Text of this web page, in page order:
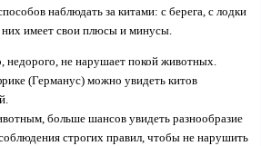
наблюдать за китами: с берега, с лодки
имеет свои плюсы и минусы.
не нарушает покой животных.
(Германус) можно увидеть китов
больше шансов увидеть разнообразие
строгих правил, чтобы не нарушить